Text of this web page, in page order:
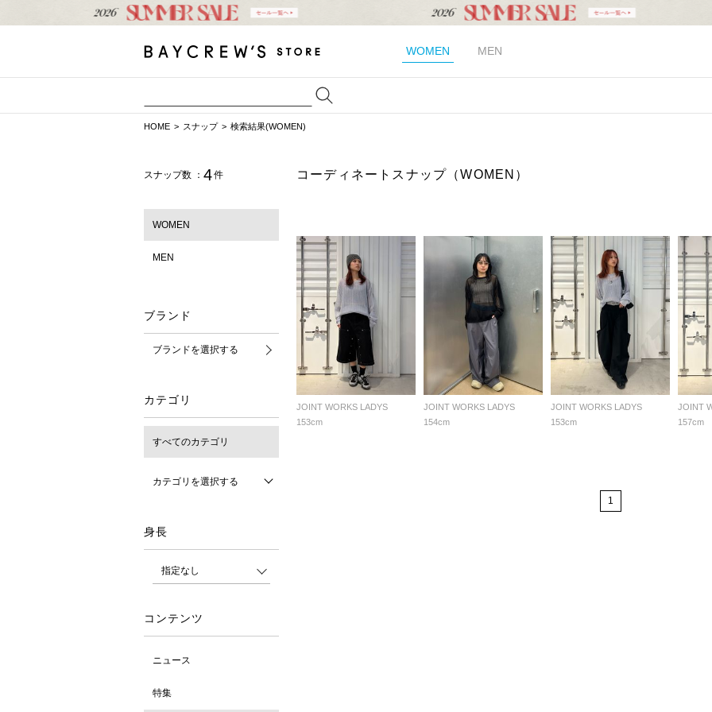
WOMEN MEN
HOME スナップ 検索結果(WOMEN)
スナップ数 ： 4件
WOMEN
MEN
ブランド
ブランドを選択する
カテゴリ
すべてのカテゴリ
カテゴリを選択する
身長
コンテンツ
ニュース
特集
コーディネートスナップ（WOMEN）
JOINT WORKS LADYS
153cm
JOINT WORKS LADYS
154cm
JOINT WORKS LADYS
153cm
JOINT
157cm
1